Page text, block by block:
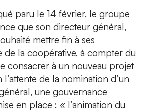
paru le 14 février, le groupe
que son directeur général,
mettre fin à ses
de la coopérative, à compter du
consacrer à un nouveau projet
de la nomination d’un
une gouvernance
en place : « l’animation du